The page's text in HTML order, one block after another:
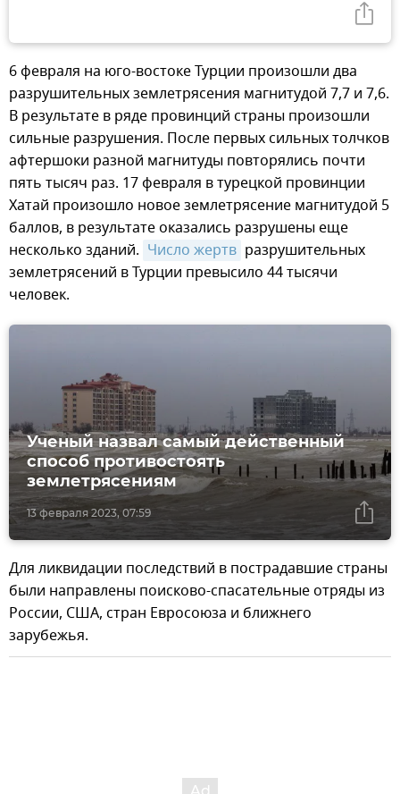
6 февраля на юго-востоке Турции произошли два
разрушительных землетрясения магнитудой 7,7 и 7,6.
В результате в ряде провинций страны произошли
сильные разрушения. После первых сильных толчков
афтершоки разной магнитуды повторялись почти
пять тысяч раз. 17 февраля в турецкой провинции
Хатай произошло новое землетрясение магнитудой 5
баллов, в результате оказались разрушены еще
несколько зданий. Число жертв разрушительных
землетрясений в Турции превысило 44 тысячи
человек.
13 февраля 2023, 07:59
Ученый назвал самый действенный
способ противостоять
землетрясениям
Для ликвидации последствий в пострадавшие страны
были направлены поисково-спасательные отряды из
России, США, стран Евросоюза и ближнего
зарубежья.